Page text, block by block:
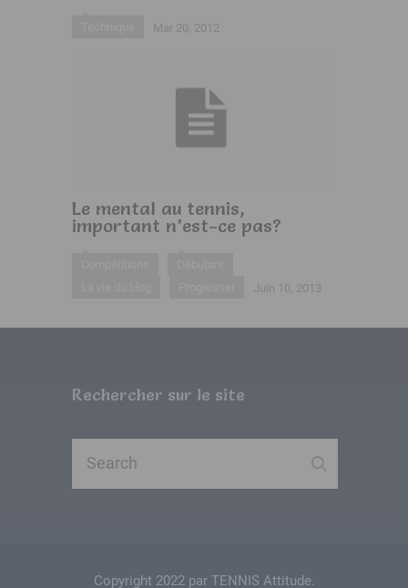
Mar 20, 2012
Le mental au tennis,
important n’est-ce pas?
Juin 10, 2013
Rechercher sur le site
Copyright 2022 par TENNIS Attitude.